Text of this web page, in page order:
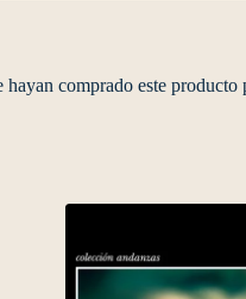
hayan comprado este